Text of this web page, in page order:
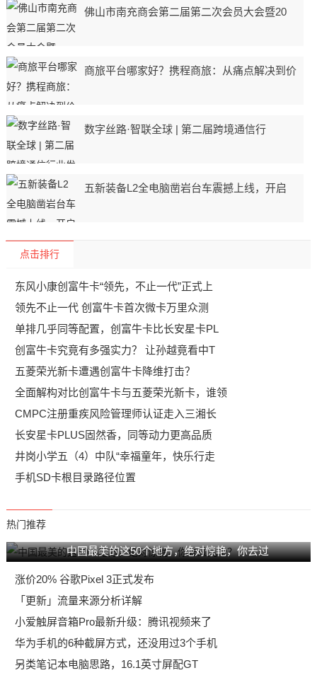
佛山市南充商会第二届第二次会员大会暨20
商旅平台哪家好？携程商旅：从痛点解决到价
数字丝路·智联全球 | 第二届跨境通信行
五新装备L2全电脑凿岩台车震撼上线，开启
点击排行
东风小康创富牛卡“领先，不止一代”正式上
领先不止一代 创富牛卡首次微卡万里众测
单排几乎同等配置，创富牛卡比长安星卡PL
创富牛卡究竟有多强实力？ 让孙越竟看中T
五菱荣光新卡遭遇创富牛卡降维打击？
全面解构对比创富牛卡与五菱荣光新卡，谁领
CMPC注册重疾风险管理师认证走入三湘长
长安星卡PLUS固然香，同等动力更高品质
井岗小学五（4）中队“幸福童年，快乐行走
手机SD卡根目录路径位置
热门推荐
中国最美的这50个地方，绝对惊艳，你去过
涨价20% 谷歌Pixel 3正式发布
「更新」流量来源分析详解
小爱触屏音箱Pro最新升级：腾讯视频来了
华为手机的6种截屏方式，还没用过3个手机
另类笔记本电脑思路，16.1英寸屏配GT